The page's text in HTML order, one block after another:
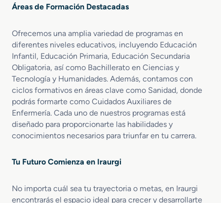
Áreas de Formación Destacadas
Ofrecemos una amplia variedad de programas en
diferentes niveles educativos, incluyendo Educación
Infantil, Educación Primaria, Educación Secundaria
Obligatoria, así como Bachillerato en Ciencias y
Tecnología y Humanidades. Además, contamos con
ciclos formativos en áreas clave como Sanidad, donde
podrás formarte como Cuidados Auxiliares de
Enfermería. Cada uno de nuestros programas está
diseñado para proporcionarte las habilidades y
conocimientos necesarios para triunfar en tu carrera.
Tu Futuro Comienza en Iraurgi
No importa cuál sea tu trayectoria o metas, en Iraurgi
encontrarás el espacio ideal para crecer y desarrollarte